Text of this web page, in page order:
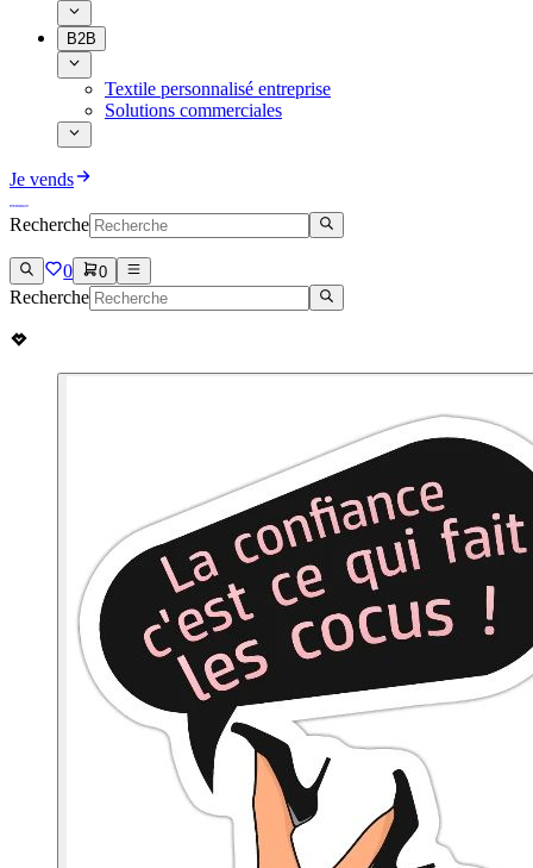
B2B
Textile personnalisé entreprise
Solutions commerciales
Je vends
Recherche
0 0
Recherche